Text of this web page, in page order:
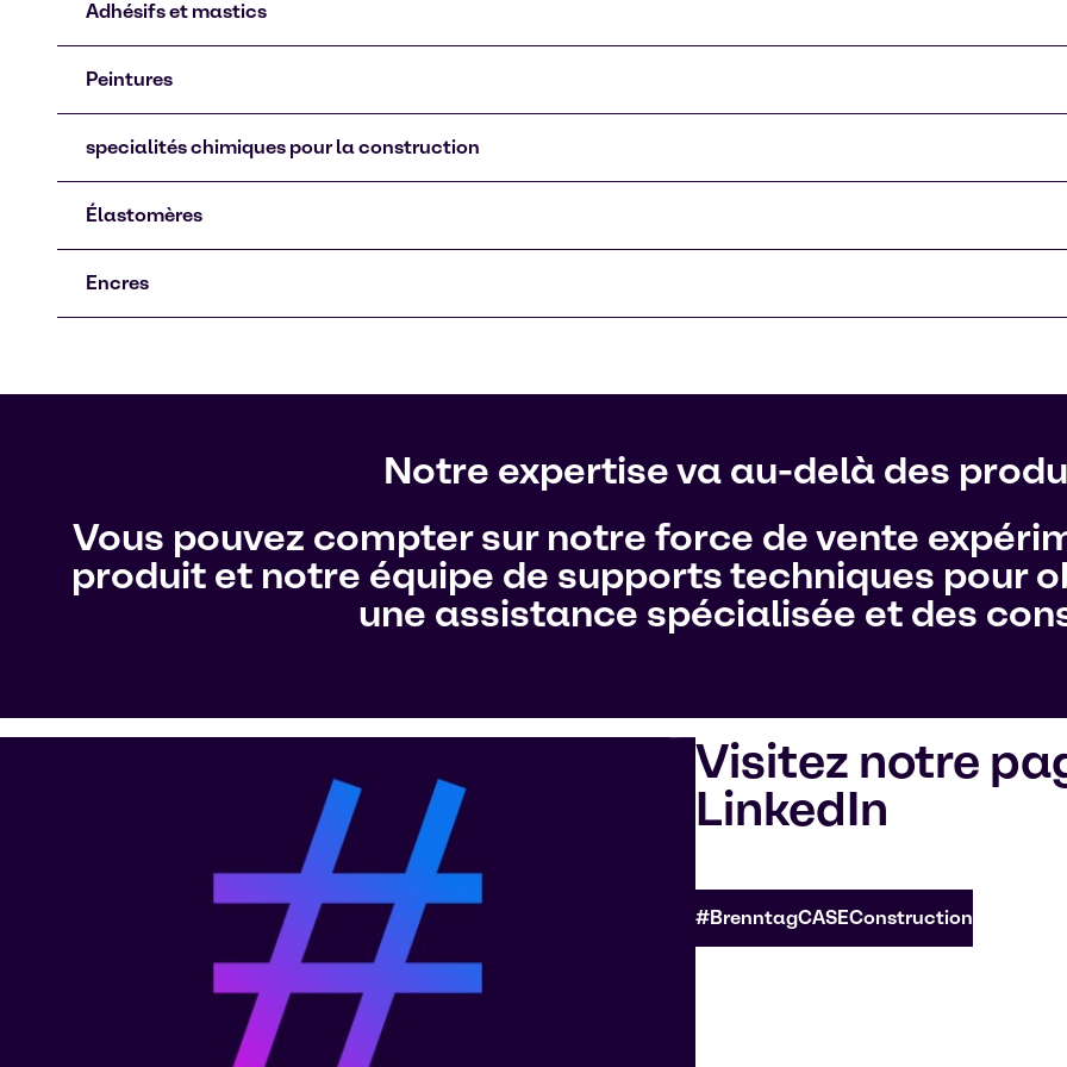
Adhésifs et mastics
Peintures
specialités chimiques pour la construction
Élastomères
Encres
Notre expertise va au-delà des
Vous pouvez compter sur notre force de vente
produit et notre équipe de supports techniques pour
une assistance spécialisée et des
Visitez notre
LinkedIn
#BrenntagCASEConstruction